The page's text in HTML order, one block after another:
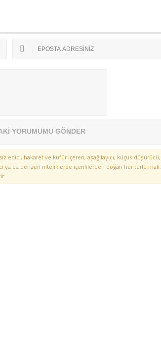
YORUMUMU GÖNDER
edici, hakaret ve küfür içeren, aşağılayıcı, küçük düşürücü,
ya da benzeri niteliklerde içeriklerden doğan her türlü mali,